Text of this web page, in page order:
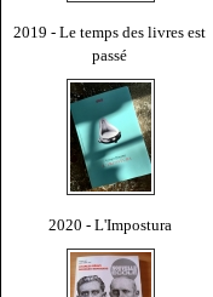
2019 - Le temps des livres est
passé
2020 - L'Impostura